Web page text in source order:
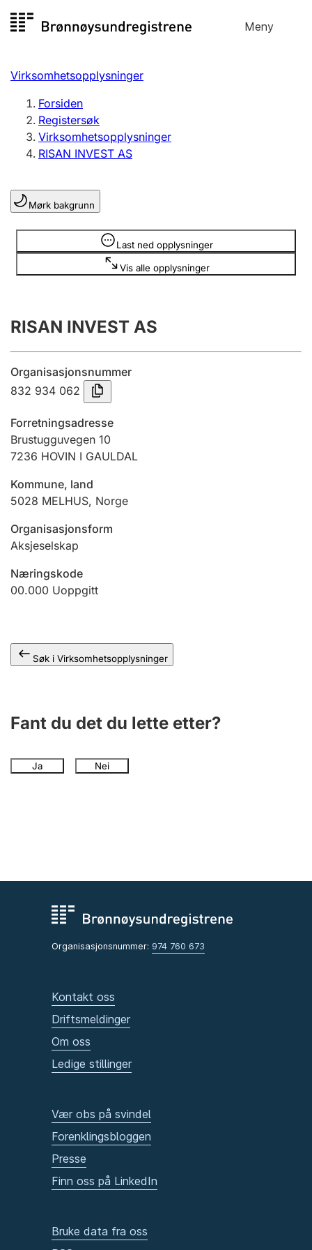
til
Meny
Registersøk
Aksjeselskap
Enkeltpersonforetak
Registrere, endre, slette
Lag og forening
Registrere, endre, slette
Årsregnskap
Innsending og forsinkelsesgebyr
Jeger
Ektepaktveileder
Offentlig sektor
Virksomhetsopplysninger
Forsiden
Registersøk
Virksomhetsopplysninger
RISAN INVEST AS
Mørk bakgrunn
Last ned opplysninger
Vis alle opplysninger
Opplysninger er skjult
RISAN INVEST AS
Organisasjonsnummer
832 934 062
Forretningsadresse
Brustugguvegen 10
7236 HOVIN I GAULDAL
Kommune, land
5028 MELHUS, Norge
Organisasjonsform
Aksjeselskap
Næringskode
00.000 Uoppgitt
Søk i Virksomhetsopplysninger
Fant du det du lette etter?
Ja Nei
Organisasjonsnummer: 974 760 673
Kontakt oss
Driftsmeldinger
Om oss
Ledige stillinger
Vær obs på svindel
Forenklingsbloggen
Presse
Finn oss på LinkedIn
Bruke data fra oss